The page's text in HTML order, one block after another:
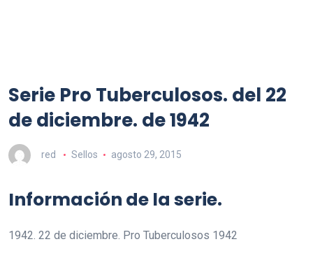
Serie Pro Tuberculosos. del 22
de diciembre. de 1942
red Sellos agosto 29, 2015
Información de la serie.
1942. 22 de diciembre. Pro Tuberculosos 1942